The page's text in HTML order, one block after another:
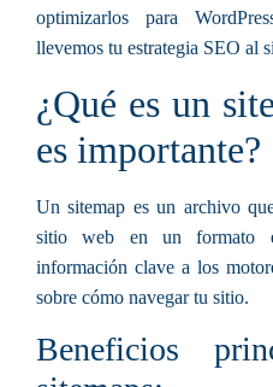
optimizarlos para
llevemos tu estrategia SEO al
¿Qué es un
es importante?
Un sitemap es un archivo
sitio web en un formato
información clave a los
sobre cómo navegar tu sitio.
Beneficios